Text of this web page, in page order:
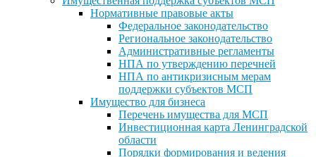
Нормативные правовые акты
Федеральное законодательство
Региональное законодательство
Административные регламенты
НПА по утверждению перечней
НПА по антикризисным мерам
поддержки субъектов МСП
Имущество для бизнеса
Перечень имущества для МСП
Инвестиционная карта Ленинградской
области
Порядки формирования и ведения